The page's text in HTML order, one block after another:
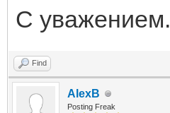
С уважением.
Find
AlexB
Posting Freak